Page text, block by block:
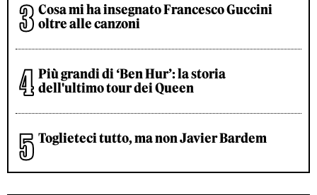
Cosa mi ha insegnato Francesco Guccini
oltre alle canzoni
Più grandi di ‘Ben Hur’: la storia
dell'ultimo tour dei Queen
Toglieteci tutto, ma non Javier Bardem